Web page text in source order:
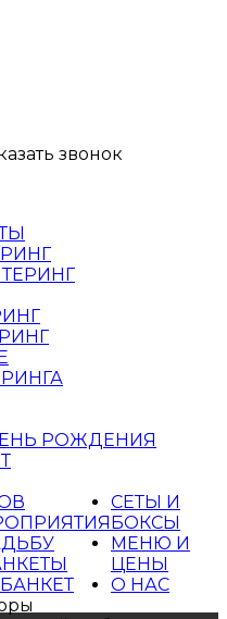
звонок
РОЖДЕНИЯ
СЕТЫ И
БОКСЫ
МЕНЮ И
ЦЕНЫ
О НАС